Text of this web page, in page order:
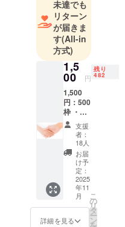
取材動画は
YouTube上
で、800万回
超の再生数
を記録し
た。2023年
には、妊婦
向けのチョ
コレートブ
ランド
Enchamble(
アンシャン
リース。ま
た、9月には
andewに関
する論文
未達でも
リターン
が届きま
す(All-in
方式)
1,5
00 円
残り
482
1,500
円：500
枠 ・感
謝の
メッ
セージ
（デジ
タル
版）＋
ブラン
ドの公
式サイ
トに支
援者の
支援
者：
18人
お届
け予
定：
2025
年11
月
詳細を見る
こ
の
リ
タ
ー
ン